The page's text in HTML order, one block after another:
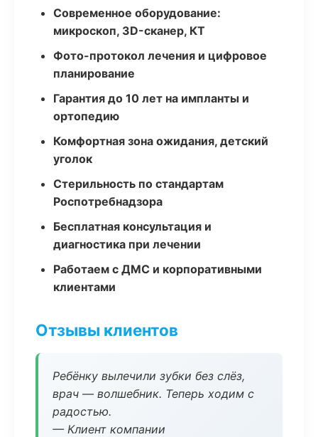
Современное оборудование:
микроскоп, 3D-сканер, КТ
Фото-протокол лечения и цифровое
планирование
Гарантия до 10 лет на импланты и
ортопедию
Комфортная зона ожидания, детский
уголок
Стерильность по стандартам
Роспотребнадзора
Бесплатная консультация и
диагностика при лечении
Работаем с ДМС и корпоративными
клиентами
Отзывы клиентов
Ребёнку вылечили зубки без слёз,
врач — волшебник. Теперь ходим с
радостью.
— Клиент компании